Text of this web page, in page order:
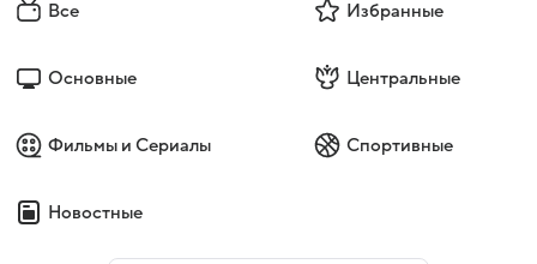
Все Избранные
Основные Центральные
Фильмы и Сериалы Спортивные
Новостные